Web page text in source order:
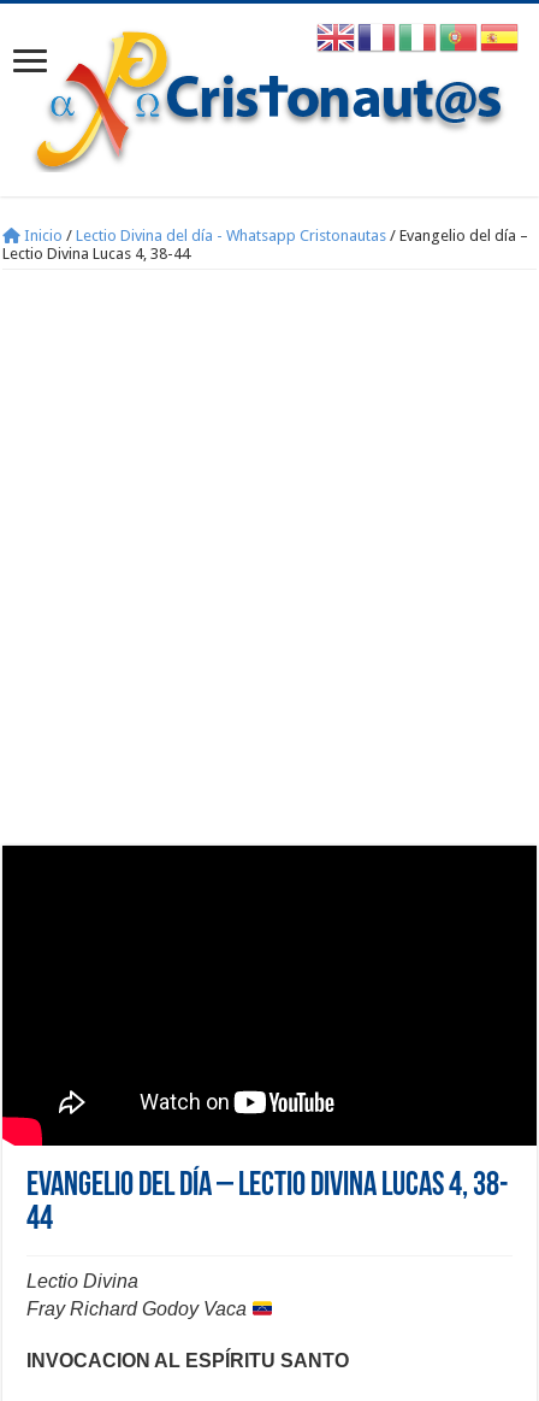
Inicio / Lectio Divina del día - Whatsapp Cristonautas / Evangelio del día –
Lectio Divina Lucas 4, 38-44
Evangelio del día – Lectio Divina Lucas 4, 38-
44
Lectio Divina
Fray Richard Godoy Vaca
INVOCACION AL ESPÍRITU SANTO